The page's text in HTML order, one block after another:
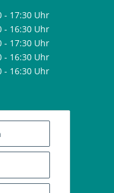
- 17:30 Uhr
- 16:30 Uhr
- 17:30 Uhr
- 16:30 Uhr
- 16:30 Uhr